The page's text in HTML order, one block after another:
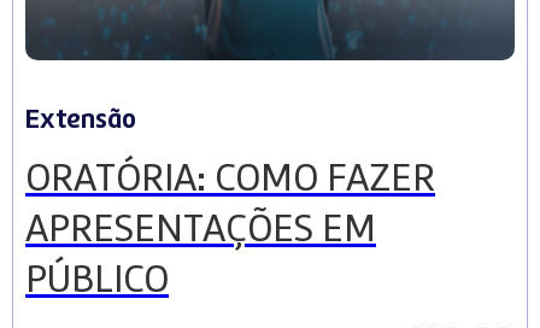
Extensão
ORATÓRIA: COMO FAZER
APRESENTAÇÕES EM
PÚBLICO